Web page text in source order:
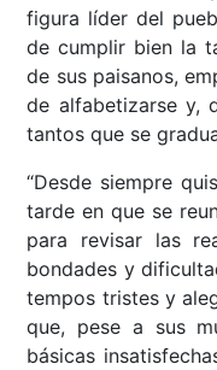
figura líder del
de cumplir bien la
de sus paisanos,
de alfabetizarse y,
tantos que se
“Desde siempre
tarde en que se
para revisar las
bondades y
tempos tristes y
que, pese a sus
básicas